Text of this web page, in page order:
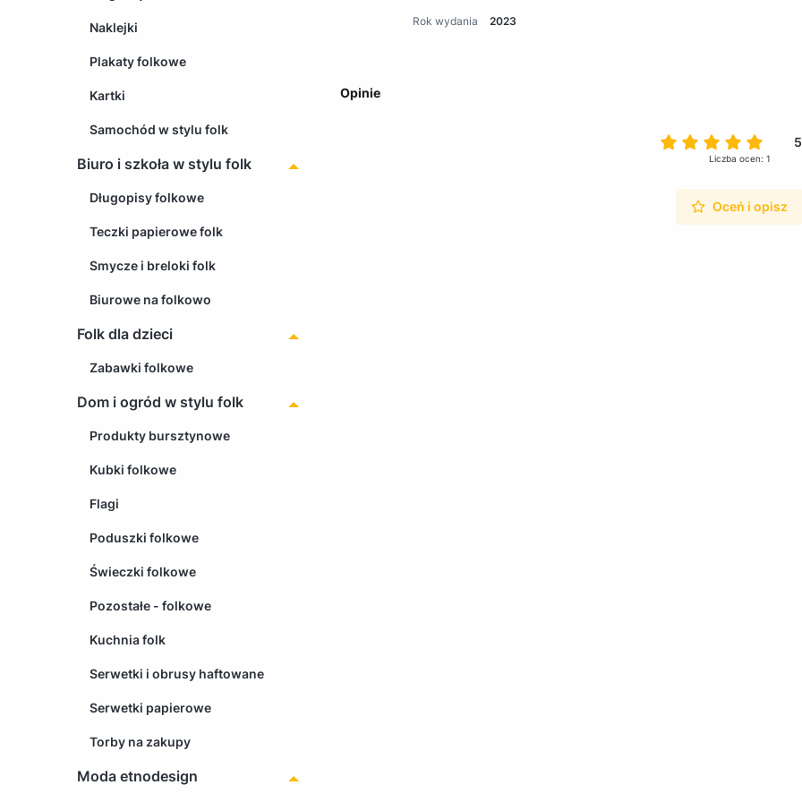
Naklejki
Plakaty folkowe
Kartki
Samochód w stylu folk
Biuro i szkoła w stylu folk
Długopisy folkowe
Teczki papierowe folk
Smycze i breloki folk
Biurowe na folkowo
Folk dla dzieci
Zabawki folkowe
Dom i ogród w stylu folk
Produkty bursztynowe
Kubki folkowe
Flagi
Poduszki folkowe
Świeczki folkowe
Pozostałe - folkowe
Kuchnia folk
Serwetki i obrusy haftowane
Serwetki papierowe
Torby na zakupy
Moda etnodesign
Rok wydania 2023
Opinie
Liczba ocen: 1
Oceń i opisz